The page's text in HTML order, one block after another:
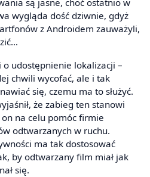
wygląda dość dziwnie, gdyż
z Androidem zauważyli,
udostępnienie lokalizacji –
chwili wycofać, ale i tak
się, czemu ma to służyć.
że zabieg ten stanowi
na celu pomóc firmie
odtwarzanych w ruchu.
ma tak dostosować
by odtwarzany film miał jak
się.